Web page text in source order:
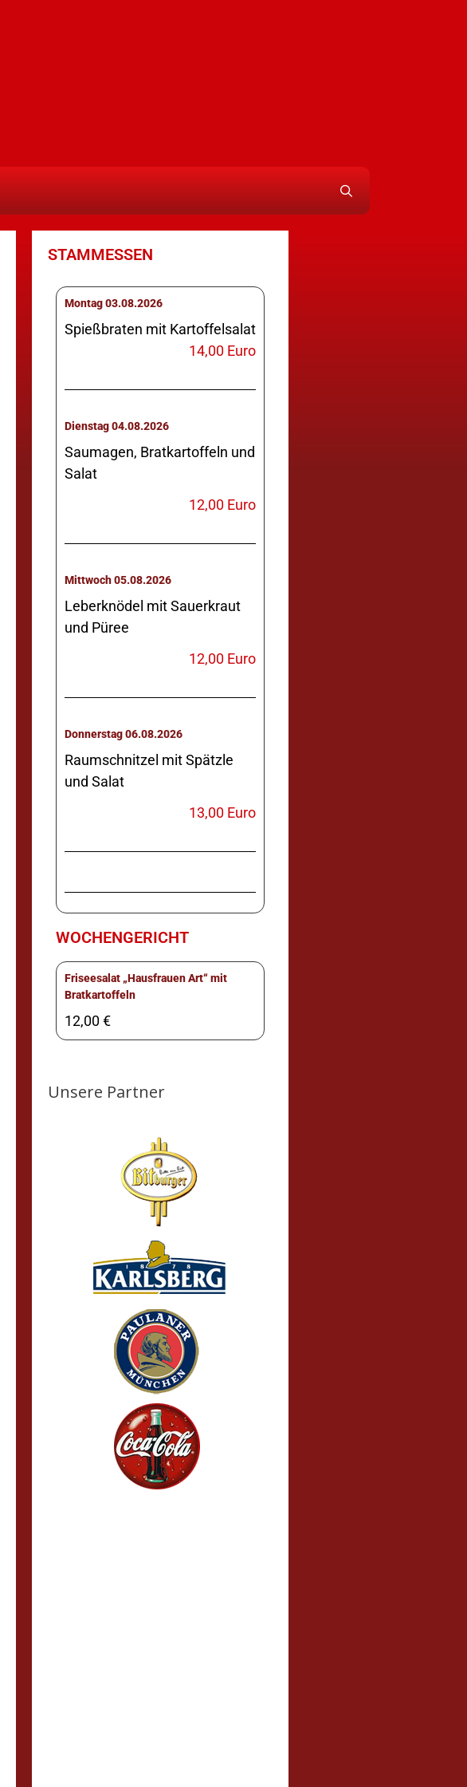
STAMMESSEN
Montag 03.08.2026
Spießbraten mit Kartoffelsalat
14,00 Euro
Dienstag 04.08.2026
Saumagen, Bratkartoffeln und
Salat
12,00 Euro
Mittwoch 05.08.2026
Leberknödel mit Sauerkraut
und Püree
12,00 Euro
Donnerstag 06.08.2026
Raumschnitzel mit Spätzle
und Salat
13,00 Euro
WOCHENGERICHT
Friseesalat „Hausfrauen Art“ mit
Bratkartoffeln
12,00 €
Unsere Partner